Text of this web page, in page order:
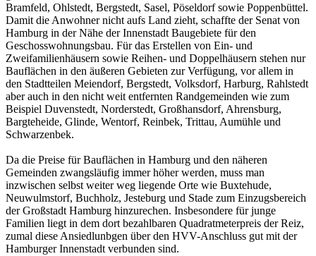
Bramfeld, Ohlstedt, Bergstedt, Sasel, Pöseldorf sowie Poppenbüttel.
Damit die Anwohner nicht aufs Land zieht, schaffte der Senat von
Hamburg in der Nähe der Innenstadt Baugebiete für den
Geschosswohnungsbau. Für das Erstellen von Ein- und
Zweifamilienhäusern sowie Reihen- und Doppelhäusern stehen nur
Bauflächen in den äußeren Gebieten zur Verfügung, vor allem in
den Stadtteilen Meiendorf, Bergstedt, Volksdorf, Harburg, Rahlstedt
aber auch in den nicht weit entfernten Randgemeinden wie zum
Beispiel Duvenstedt, Norderstedt, Großhansdorf, Ahrensburg,
Bargteheide, Glinde, Wentorf, Reinbek, Trittau, Aumühle und
Schwarzenbek.
Da die Preise für Bauflächen in Hamburg und den näheren
Gemeinden zwangsläufig immer höher werden, muss man
inzwischen selbst weiter weg liegende Orte wie Buxtehude,
Neuwulmstorf, Buchholz, Jesteburg und Stade zum Einzugsbereich
der Großstadt Hamburg hinzurechen. Insbesondere für junge
Familien liegt in dem dort bezahlbaren Quadratmeterpreis der Reiz,
zumal diese Ansiedlunbgen über den HVV-Anschluss gut mit der
Hamburger Innenstadt verbunden sind.